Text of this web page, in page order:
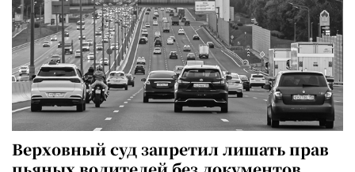
Верховный суд запретил лишать прав